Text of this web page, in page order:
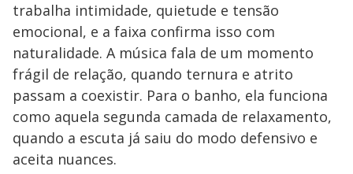
trabalha intimidade, quietude e tensão
emocional, e a faixa confirma isso com
naturalidade. A música fala de um momento
frágil de relação, quando ternura e atrito
passam a coexistir. Para o banho, ela funciona
como aquela segunda camada de relaxamento,
quando a escuta já saiu do modo defensivo e
aceita nuances.